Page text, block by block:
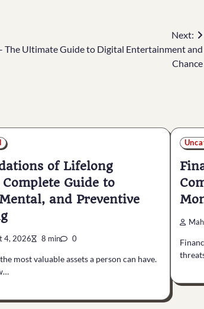
Next:
The Ultimate Guide to Digital Entertainment and
Chance
of Lifelong
Guide to
and Preventive
4, 2026 8 min 0
most valuable assets a person can have.